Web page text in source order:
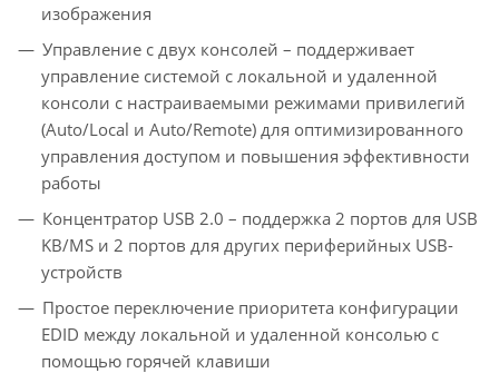
изображения
Управление с двух консолей – поддерживает
управление системой с локальной и удаленной
консоли с настраиваемыми режимами привилегий
(Auto/Local и Auto/Remote) для оптимизированного
управления доступом и повышения эффективности
работы
Концентратор USB 2.0 – поддержка 2 портов для USB
KB/MS и 2 портов для других периферийных USB-
устройств
Простое переключение приоритета конфигурации
EDID между локальной и удаленной консолью с
помощью горячей клавиши